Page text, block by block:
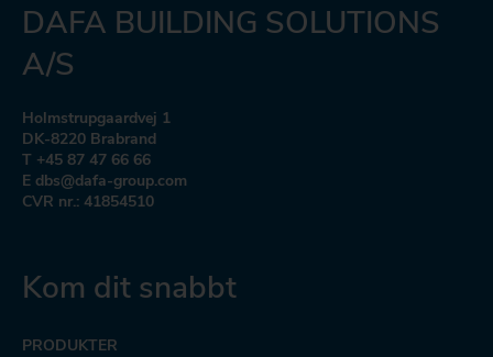
DAFA BUILDING SOLUTIONS
A/S
Holmstrupgaardvej 1
DK-8220 Brabrand
T +45 87 47 66 66
E dbs@dafa-group.com
CVR nr.: 41854510
Kom dit snabbt
PRODUKTER